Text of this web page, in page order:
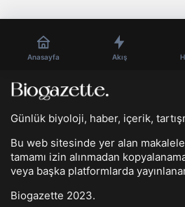
Anasayfa Akış
Günlük biyoloji, haber, içerik,
Bu web sitesinde yer alan
tamamı izin alınmadan
veya başka platformlarda
Biogazette 2023.